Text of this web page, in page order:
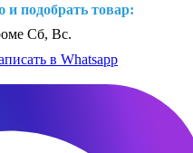
и подобрать товар:
Сб, Вс.
в Whatsapp